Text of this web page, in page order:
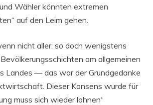
Wähler könnten extremen
auf den Leim gehen.
nicht aller, so doch wenigstens
am allgemeinen
Landes — das war der Grundgedanke
Dieser Konsens wurde für
muss sich wieder lohnen“